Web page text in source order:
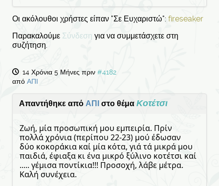
Οι ακόλουθοι χρήστες είπαν "Σε Ευχαριστώ": fireseaker
Παρακαλούμε Σύνδεση για να συμμετάσχετε στη
συζήτηση.
14 Χρόνια 5 Μήνες πριν #4182
από ΑΠΙ
Απαντήθηκε από ΑΠΙ στο θέμα Κοτέτσι
Ζωή, μία προσωπική μου εμπειρία. Πρίν
πολλά χρόνια (περίπου 22-23) μού έδωσαν
δύο κοκοράκια καί μία κότα, γιά τά μικρά μου
παιδιά, έφιαξα κι ένα μικρό ξύλινο κοτέτσι καί
..... γέμισα ποντίκια!!! Προσοχή, λάβε μέτρα.
Καλή συνέχεια.